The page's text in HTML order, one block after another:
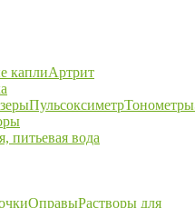
каплиАртрит
ПульсоксиметрТонометры
питьевая вода
ОправыРастворы для